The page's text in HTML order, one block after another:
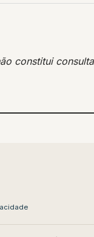
constitui